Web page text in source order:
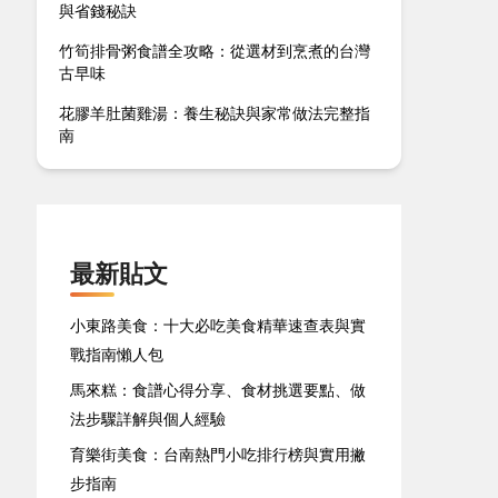
與省錢秘訣
竹筍排骨粥食譜全攻略：從選材到烹煮的台灣
古早味
花膠羊肚菌雞湯：養生秘訣與家常做法完整指
南
最新貼文
小東路美食：十大必吃美食精華速查表與實
戰指南懶人包
馬來糕：食譜心得分享、食材挑選要點、做
法步驟詳解與個人經驗
育樂街美食：台南熱門小吃排行榜與實用撇
步指南